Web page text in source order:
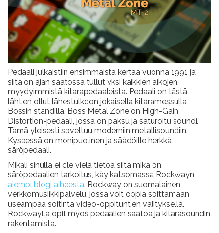
Pedaali julkaistiin ensimmäistä kertaa vuonna 1991 ja
siitä on ajan saatossa tullut yksi kaikkien aikojen
myydyimmistä kitarapedaaleista. Pedaali on tästä
lähtien ollut lähestulkoon jokaisella kitaramessulla
Bossin ständillä. Boss Metal Zone on High-Gain
Distortion-pedaali, jossa on paksu ja saturoitu soundi.
Tämä yleisesti soveltuu moderniin metallisoundiin.
Kyseessä on monipuolinen ja säädöille herkkä
säröpedaali.
Mikäli sinulla ei ole vielä tietoa siitä mikä on
säröpedaalien tarkoitus, käy katsomassa Rockwayn
aiempi blogi aiheesta. Rockway on suomalainen
verkkomusiikkipalvelu, jossa voit oppia soittamaan
useampaa soitinta video-oppituntien välityksellä.
Rockwaylla opit myös pedaalien säätöä ja kitarasoundin
rakentamista.